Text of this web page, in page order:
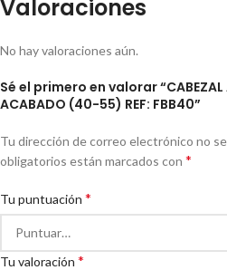
Valoraciones
No hay valoraciones aún.
Sé el primero en valorar “CABEZAL
ACABADO (40-55) REF: FBB40”
Tu dirección de correo electrónico no
obligatorios están marcados con *
Tu puntuación *
Tu valoración *